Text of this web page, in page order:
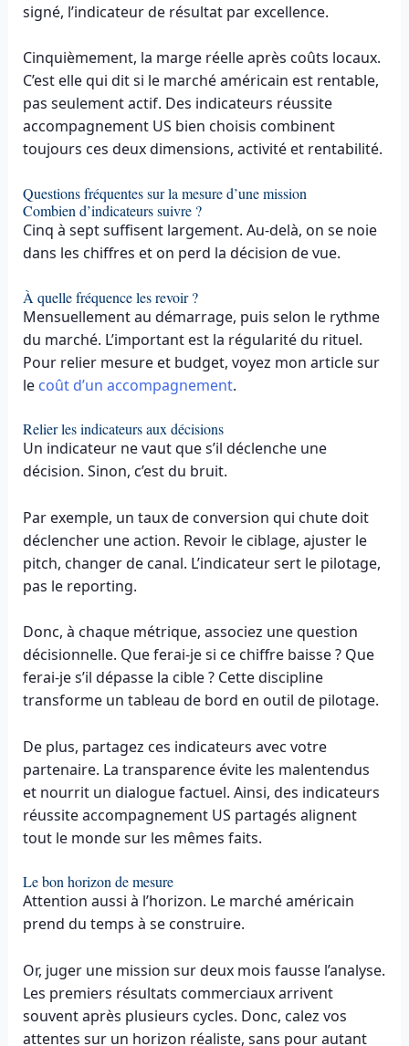
signé, l’indicateur de résultat par excellence.
Cinquièmement, la marge réelle après coûts locaux.
C’est elle qui dit si le marché américain est rentable,
pas seulement actif. Des indicateurs réussite
accompagnement US bien choisis combinent
toujours ces deux dimensions, activité et rentabilité.
Questions fréquentes sur la mesure d’une mission
Combien d’indicateurs suivre ?
Cinq à sept suffisent largement. Au-delà, on se noie
dans les chiffres et on perd la décision de vue.
À quelle fréquence les revoir ?
Mensuellement au démarrage, puis selon le rythme
du marché. L’important est la régularité du rituel.
Pour relier mesure et budget, voyez mon article sur
le coût d’un accompagnement.
Relier les indicateurs aux décisions
Un indicateur ne vaut que s’il déclenche une
décision. Sinon, c’est du bruit.
Par exemple, un taux de conversion qui chute doit
déclencher une action. Revoir le ciblage, ajuster le
pitch, changer de canal. L’indicateur sert le pilotage,
pas le reporting.
Donc, à chaque métrique, associez une question
décisionnelle. Que ferai-je si ce chiffre baisse ? Que
ferai-je s’il dépasse la cible ? Cette discipline
transforme un tableau de bord en outil de pilotage.
De plus, partagez ces indicateurs avec votre
partenaire. La transparence évite les malentendus
et nourrit un dialogue factuel. Ainsi, des indicateurs
réussite accompagnement US partagés alignent
tout le monde sur les mêmes faits.
Le bon horizon de mesure
Attention aussi à l’horizon. Le marché américain
prend du temps à se construire.
Or, juger une mission sur deux mois fausse l’analyse.
Les premiers résultats commerciaux arrivent
souvent après plusieurs cycles. Donc, calez vos
attentes sur un horizon réaliste, sans pour autant